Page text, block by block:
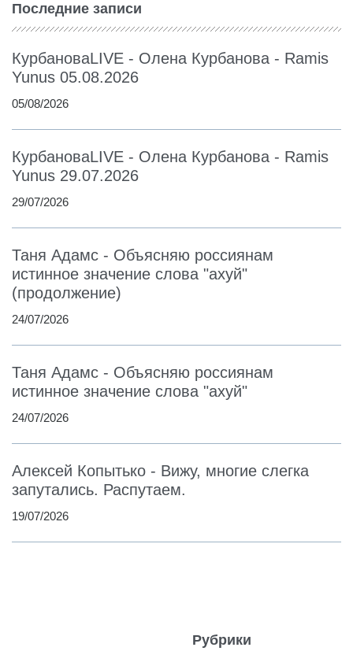
Последние записи
КурбановаLIVE - Олена Курбанова - Ramis
Yunus 05.08.2026
05/08/2026
КурбановаLIVE - Олена Курбанова - Ramis
Yunus 29.07.2026
29/07/2026
Таня Адамс - Объясняю россиянам
истинное значение слова "ахуй"
(продолжение)
24/07/2026
Таня Адамс - Объясняю россиянам
истинное значение слова "ахуй"
24/07/2026
Алексей Копытько - Вижу, многие слегка
запутались. Распутаем.
19/07/2026
Рубрики